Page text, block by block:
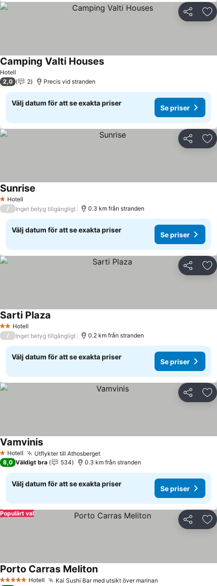
Dela
Hotell
Camping Valti HousesSe priser
2,0 2 Precis vid stranden
Välj datum för att se exakta priser
Se priser
Dela
1 Stjärnor
Hotell
Sunrise
/ Inget betyg tillgängligt 0.3 km från stranden
Välj datum för att se exakta priser
Se priser
Dela
2 Stjärnor
Hotell
Sarti Plaza
/ Inget betyg tillgängligt 0.2 km från stranden
Välj datum för att se exakta priser
Se priser
Dela
1 Stjärnor
Hotell Utflykter till AthosbergetSe priser
VamvinisSe priser
8,0 Väldigt bra 534 0.3 km från stranden
Välj datum för att se exakta priser
Se priser
Dela
Populärt val
5 Stjärnor Hotell Kai Sushi Bar med utsikt över marinan
Porto Carras MelitonSe priser